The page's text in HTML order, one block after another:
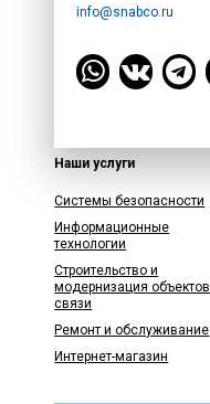
info@snabco.ru
Наши услуги
Системы безопасности
Информационные
технологии
Строительство и
модернизация объектов
связи
Ремонт и обслуживание
Интернет-магазин